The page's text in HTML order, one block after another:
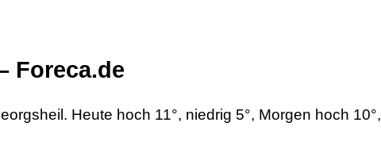
Foreca.de
Heute hoch 11°, niedrig 5°, Morgen hoch 10°,